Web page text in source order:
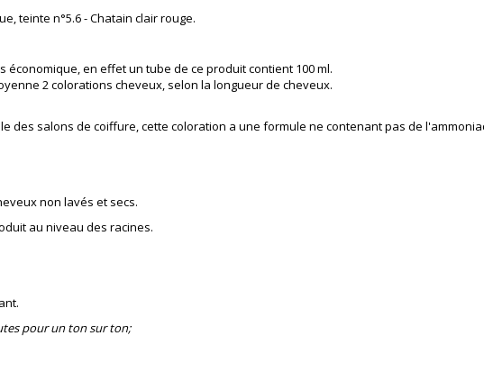
teinte n°5.6 - Chatain clair rouge.
en effet un tube de ce produit contient 100 ml.
2 colorations cheveux, selon la longueur de cheveux.
des salons de coiffure, cette coloration a une formule ne contenant pas de
non lavés et secs.
au niveau des racines.
pour un ton sur ton;